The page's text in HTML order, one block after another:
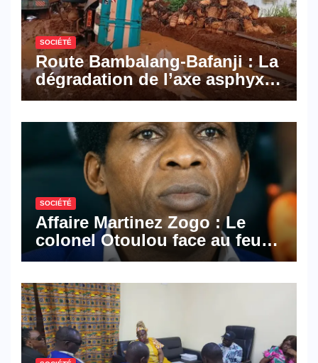
SOCIÉTÉ
Route Bambalang-Bafanji : La
dégradation de l’axe asphyxie
les activités économiques
SOCIÉTÉ
Affaire Martinez Zogo : Le
colonel Otoulou face au feu
croisé des avocats de la